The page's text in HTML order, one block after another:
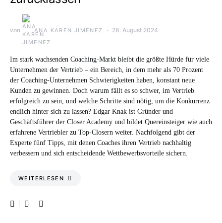
von ANA KAREN JIMENEZ 28. August 2024
Im stark wachsenden Coaching-Markt bleibt die größte Hürde für viele
Unternehmen der Vertrieb – ein Bereich, in dem mehr als 70 Prozent
der Coaching-Unternehmen Schwierigkeiten haben, konstant neue
Kunden zu gewinnen. Doch warum fällt es so schwer, im Vertrieb
erfolgreich zu sein, und welche Schritte sind nötig, um die Konkurrenz
endlich hinter sich zu lassen? Edgar Knak ist Gründer und
Geschäftsführer der Closer Academy und bildet Quereinsteiger wie auch
erfahrene Vertriebler zu Top-Closern weiter. Nachfolgend gibt der
Experte fünf Tipps, mit denen Coaches ihren Vertrieb nachhaltig
verbessern und sich entscheidende Wettbewerbsvorteile sichern.
WEITERLESEN